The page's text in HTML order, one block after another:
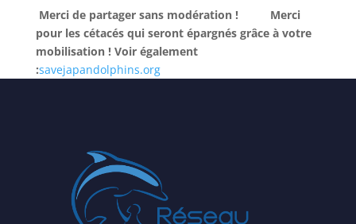
Merci de partager sans modération ! Merci
pour les cétacés qui seront épargnés grâce à votre
mobilisation ! Voir également
:savejapandolphins.org